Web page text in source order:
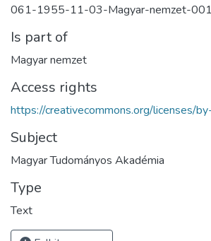
061-1955-11-03-Magyar-nemzet-
Is part of
Magyar nemzet
Access rights
https://creativecommons.org/licenses/
Subject
Magyar Tudományos Akadémia
Type
Text